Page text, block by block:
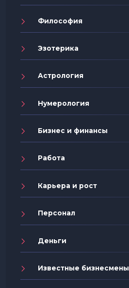
Философия
Эзотерика
Астрология
Нумерология
Бизнес и финансы
Работа
Карьера и рост
Персонал
Деньги
Известные бизнесмены